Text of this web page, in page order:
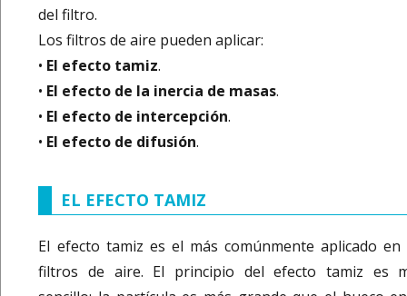
del filtro.
Los filtros de aire pueden aplicar:
• El efecto tamiz.
• El efecto de la inercia de masas.
• El efecto de intercepción.
• El efecto de difusión.
EL EFECTO TAMIZ
El efecto tamiz es el más comúnmente aplicado en
filtros de aire. El principio del efecto tamiz es